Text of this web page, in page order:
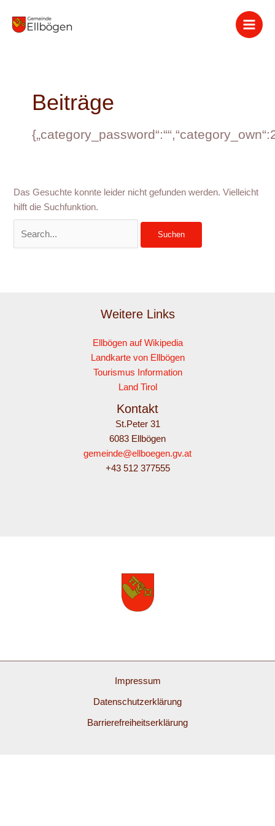
Inhalt
Beiträge
Das Gesuchte konnte leider nicht gefunden werden. Vielleicht
hilft die Suchfunktion.
nach:
Weitere Links
Ellbögen auf Wikipedia
Landkarte von Ellbögen
Tourismus Information
Land Tirol
Kontakt
St.Peter 31
6083 Ellbögen
gemeinde@ellboegen.gv.at
+43 512 377555
Impressum
Datenschutzerklärung
Barrierefreiheitserklärung